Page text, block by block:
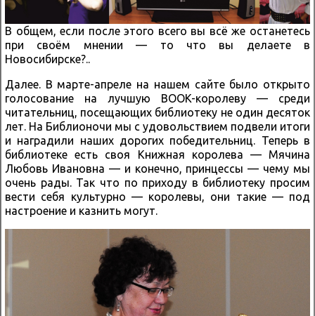
В общем, если после этого всего вы всё же останетесь
при своём мнении — то что вы делаете в
Новосибирске?..
Далее. В марте-апреле на нашем сайте было открыто
голосование на лучшую BOOK-королеву — среди
читательниц, посещающих библиотеку не один десяток
лет. На Библионочи мы с удовольствием подвели итоги
и наградили наших дорогих победительниц. Теперь в
библиотеке есть своя Книжная королева — Мячина
Любовь Ивановна — и конечно, принцессы — чему мы
очень рады. Так что по приходу в библиотеку просим
вести себя культурно — королевы, они такие — под
настроение и казнить могут.